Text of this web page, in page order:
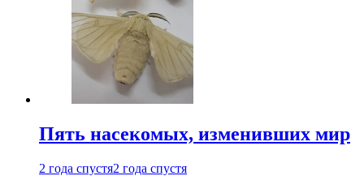
Пять насекомых, изменивших мир
2 года спустя2 года спустя